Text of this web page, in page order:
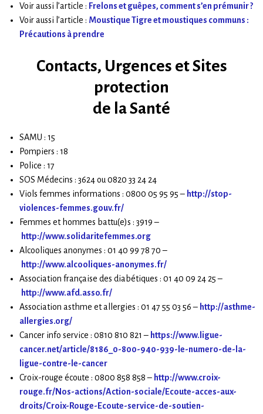
Voir aussi l’article : Frelons et guêpes, comment s’en prémunir ?
Voir aussi l’article : Moustique Tigre et moustiques communs :
Précautions à prendre
Contacts, Urgences et Sites
protection
de la Santé
SAMU : 15
Pompiers : 18
Police : 17
SOS Médecins : 3624 ou 0820 33 24 24
Viols femmes informations : 0800 05 95 95 – http://stop-
violences-femmes.gouv.fr/
Femmes et hommes battu(e)s : 3919 –
http://www.solidaritefemmes.org
Alcooliques anonymes : 01 40 99 78 70 –
http://www.alcooliques-anonymes.fr/
Association française des diabétiques : 01 40 09 24 25 –
http://www.afd.asso.fr/
Association asthme et allergies : 01 47 55 03 56 – http://asthme-
allergies.org/
Cancer info service : 0810 810 821 – https://www.ligue-
cancer.net/article/8186_0-800-940-939-le-numero-de-la-
ligue-contre-le-cancer
Croix-rouge écoute : 0800 858 858 – http://www.croix-
rouge.fr/Nos-actions/Action-sociale/Ecoute-acces-aux-
droits/Croix-Rouge-Ecoute-service-de-soutien-